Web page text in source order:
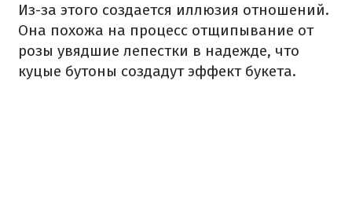
Из-за этого создается иллюзия отношений.
Она похожа на процесс отщипывание от
розы увядшие лепестки в надежде, что
куцые бутоны создадут эффект букета.